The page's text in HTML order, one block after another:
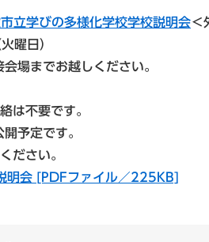
立学びの多様化学校学校説明会＜
曜日）
場までお越しください。
不要です。
定です。
さい。
明会 [PDFファイル／225KB]